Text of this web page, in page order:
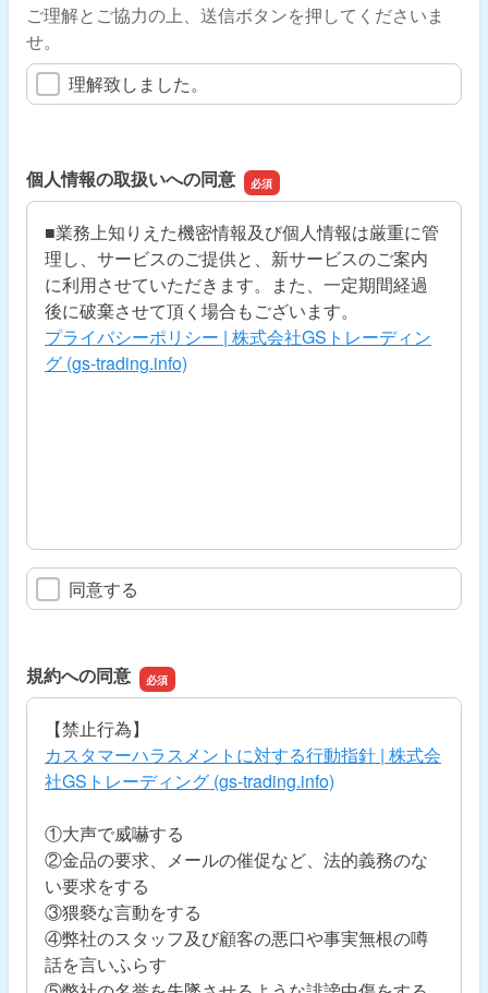
ご理解とご協力の上、送信ボタンを押してくださいま
せ。
理解致しました。
個人情報の取扱いへの同意
■業務上知りえた機密情報及び個人情報は厳重に管
理し、サービスのご提供と、新サービスのご案内
に利用させていただきます。また、一定期間経過
後に破棄させて頂く場合もございます。
プライバシーポリシー | 株式会社GSトレーディン
グ (gs-trading.info)
同意する
規約への同意
【禁止行為】
カスタマーハラスメントに対する行動指針 | 株式会
社GSトレーディング (gs-trading.info)
①大声で威嚇する
②金品の要求、メールの催促など、法的義務のな
い要求をする
③猥褻な言動をする
④弊社のスタッフ及び顧客の悪口や事実無根の噂
話を言いふらす